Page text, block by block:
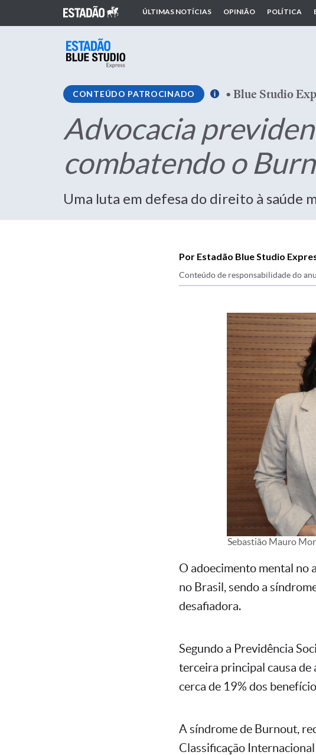
ÚLTIMAS NOTÍCIAS OPINIÃO POLÍTICA
CONTEÚDO PATROCINADO •Blue Studio
Advocacia
combatendo o
Uma luta em defesa do direito à saúde
Por Estadão Blue Studio
Conteúdo de responsabilidade do
Sebastião Mauro
O adoecimento mental no
no Brasil, sendo a
desafiadora.
Segundo a Previdência
terceira principal causa
cerca de 19% dos
A síndrome de Burnout,
Classificação